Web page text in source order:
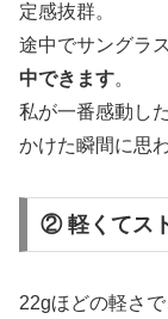
定感抜群。
途中でサングラ
中できます。
私が一番感動し
かけた瞬間に思
② 軽くてス
22gほどの軽さ